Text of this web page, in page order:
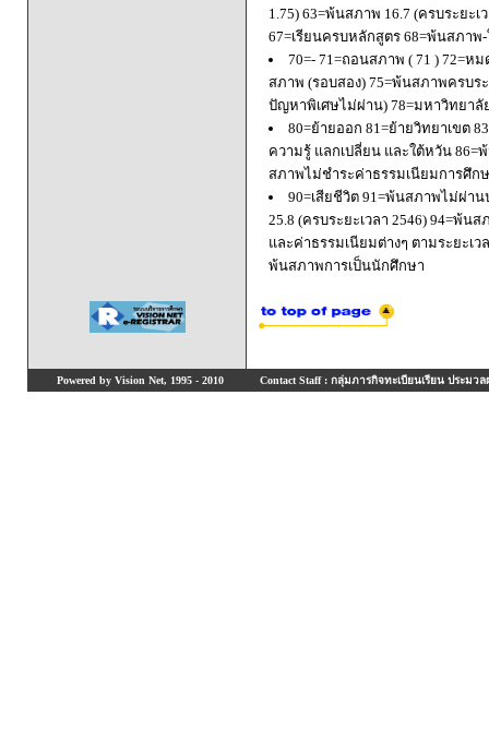
1.75) 63=พ้นสภาพ 16.7 (ครบระยะ
67=เรียนครบหลักสูตร 68=พ้นสภา
70=- 71=ถอนสภาพ ( 71 ) 72=
สภาพ (รอบสอง) 75=พ้นสภาพครบ
ปัญหาพิเศษไม่ผ่าน) 78=มหาวิทยา
80=ย้ายออก 81=ย้ายวิทยาเขต
ความรู้ แลกเปลี่ยน และใต้หวัน
สภาพไม่ชำระค่าธรรมเนียมการศึก
90=เสียชีวิต 91=พ้นสภาพไม่ผ่า
25.8 (ครบระยะเวลา 2546) 94=พ้
และค่าธรรมเนียมต่างๆ ตามระยะเ
พ้นสภาพการเป็นนักศึกษา
Powered by Vision Net, 1995 - 2010 Contact Staff : กลุ่มภารกิจทะเบียนเรียน ประมวล